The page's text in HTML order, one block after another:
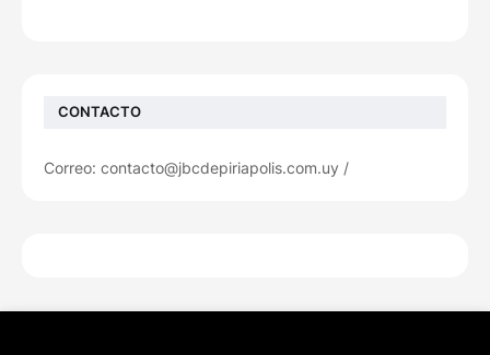
CONTACTO
Correo: contacto@jbcdepiriapolis.com.uy /